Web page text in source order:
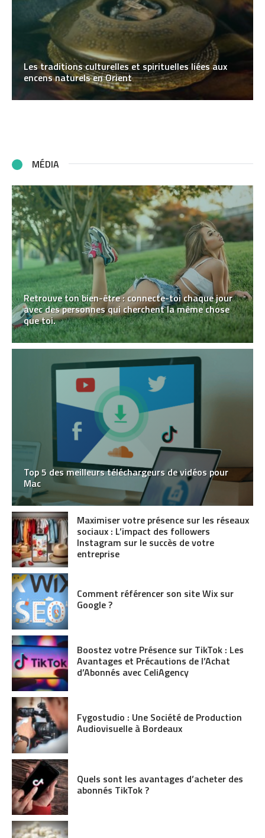
Les traditions culturelles et spirituelles liées aux
encens naturels en Orient
MÉDIA
Retrouve ton bien-être : connecte-toi chaque jour
avec des personnes qui cherchent la même chose
que toi.
Top 5 des meilleurs téléchargeurs de vidéos pour
Mac
Maximiser votre présence sur les réseaux
sociaux : L’impact des followers
Instagram sur le succès de votre
entreprise
Comment référencer son site Wix sur
Google ?
Boostez votre Présence sur TikTok : Les
Avantages et Précautions de l’Achat
d’Abonnés avec CeliAgency
Fygostudio : Une Société de Production
Audiovisuelle à Bordeaux
Quels sont les avantages d’acheter des
abonnés TikTok ?